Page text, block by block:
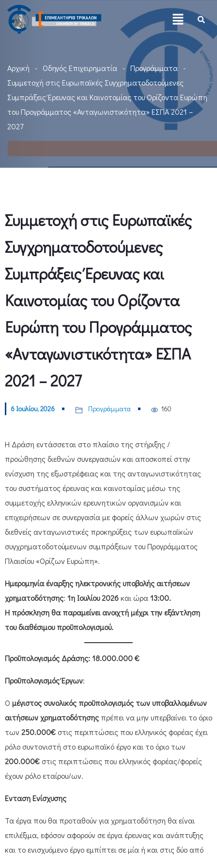
Αρχική Οδηγός Επιχειρηματία
Προγράμματα
Συμμετοχή στις Ευρωπαϊκές Συγχρηματοδοτούμενες
Συμπράξεις Έρευνας και Καινοτομίας του Ορίζοντα Ευρώπη
του Προγράμματος «Ανταγωνιστικότητα» ΕΣΠΑ 2021 –
2027
Συμμετοχή στις Ευρωπαϊκές
Συγχρηματοδοτούμενες
Συμπράξεις Έρευνας και
Καινοτομίας του Ορίζοντα
Ευρώπη του Προγράμματος
«Ανταγωνιστικότητα» ΕΣΠΑ
2021 – 2027
6 Ιουλίου, 2026 Προγράμματα 160
Η Δράση εντάσσεται στο πλαίσιο της στήριξης /
προώθησης διεθνών συνεργασιών και αποσκοπεί στην
ενίσχυση της εξωστρέφειας και της ανταγωνιστικότητας
του συστήματος έρευνας και καινοτομίας μέσω της
συμμετοχής ελληνικών ερευνητικών οργανισμών και
επιχειρήσεων σε συνεργασία με φορείς άλλων χωρών στις
διεθνείς ανταγωνιστικές προκηρύξεις των ευρωπαϊκών
συγχρηματοδοτούμενων συμπράξεων του Προγράμματος
Πλαισίου «Ορίζων Ευρώπη».
Ημερομηνία έναρξης ηλεκτρονικής υποβολής αιτήσεων
χρηματοδότησης: 1η Ιουλίου 2026και ώρα13:00.
Η πρόσκληση θα παραμείνει ανοιχτή μέχρι την εξάντληση
του διαθέσιμου προϋπολογισμού.
Προϋπολογισμός Δράσης: 18.000.000 €
ΠροϋπολογισμόςΈργων:
Ο μέγιστος συνολικός προϋπολογισμός των υποβαλλομένων
αιτήσεων χρηματοδότησης πρέπει να μην υπερβαίνει το όριο
των 250.000€ στις περιπτώσεις που ελληνικός φορέας έχει
ρόλο συντονιστή στο ευρωπαϊκό έργο και το όριο των
200.000€ στις περιπτώσεις που ελληνικός φορέας/φορείς
έχουν ρόλο εταίρου/ων.
Ένταση Ενίσχυσης
Τα έργα που θα προταθούν για χρηματοδότηση θα είναι
επιλέξιμα, εφόσον αφορούν σε έργα έρευνας και ανάπτυξης
και το ενισχυόμενο έργο εμπίπτει σε μία ή και στις δύο από